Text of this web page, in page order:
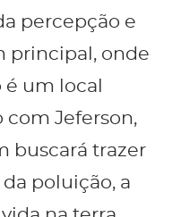
percepção e
principal, onde
é um local
com Jeferson,
buscará trazer
poluição, a